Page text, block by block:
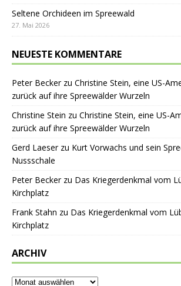
Seltene Orchideen im Spreewald
27. Mai 2026
NEUESTE KOMMENTARE
Peter Beckerzu Christine Stein, eine US-
zurück auf ihre Spreewälder Wurzeln
Christine Stein zu Christine Stein, eine US-
zurück auf ihre Spreewälder Wurzeln
Gerd Laeserzu Kurt Vorwachs und sein
Nussschale
Peter Beckerzu Das Kriegerdenkmal vom
Kirchplatz
Frank Stahn zu Das Kriegerdenkmal vom
Kirchplatz
ARCHIV